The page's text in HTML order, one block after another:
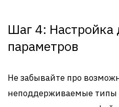
Шаг 4:
параметров
Не забывайте про
неподдерживаемые